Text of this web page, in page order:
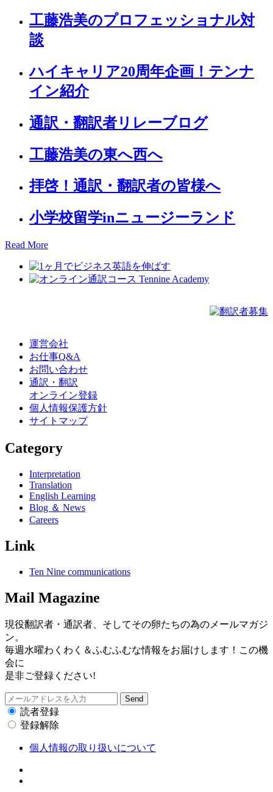
工藤浩美のプロフェッショナル対
談
ハイキャリア20周年企画！テンナ
イン紹介
通訳・翻訳者リレーブログ
工藤浩美の東へ西へ
拝啓！通訳・翻訳者の皆様へ
小学校留学inニュージーランド
Read More
運営会社
お仕事Q&A
お問い合わせ
通訳・翻訳
オンライン登録
個人情報保護方針
サイトマップ
Category
Interpretation
Translation
English Learning
Blog ＆ News
Careers
Link
Ten Nine communications
Mail Magazine
現役翻訳者・通訳者、そしてその卵たちの為のメールマガジ
ン。
毎週水曜わくわく＆ふむふむな情報をお届けします！この機
会に
是非ご登録ください!
読者登録
登録解除
個人情報の取り扱いについて